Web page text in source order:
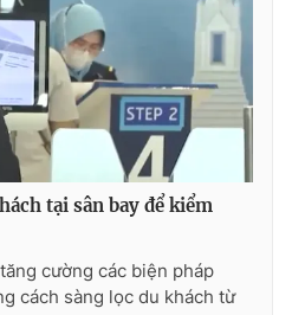
tại sân bay để kiểm
cường các biện pháp
cách sàng lọc du khách từ